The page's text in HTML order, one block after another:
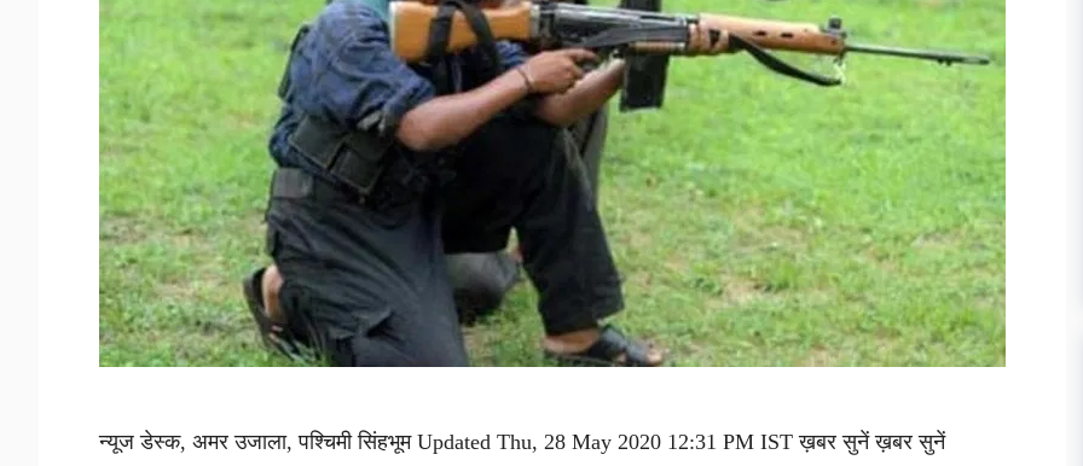
न्यूज डेस्क, अमर उजाला, पश्चिमी सिंहभूम Updated Thu, 28 May 2020 12:31 PM IST ख़बर सुनें ख़बर सुनें